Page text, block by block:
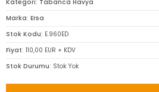
Kategori Tabanca Havya
Marka Ersa
Stok Kodu E.960ED
Fiyat 110,00 EUR + KDV
Stok Durumu Stok Yok